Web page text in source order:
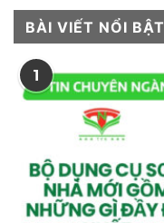
BÀI VIẾT NỔI BẬT
1